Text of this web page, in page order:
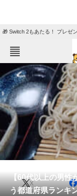
🎁 Switch 2もあたる！ プレゼ
ねとらぼメニュー
TOP
エンタメ
グルメ
住まい
動物
会員記事
【60代以上の男性
う都道府県ランキ
X